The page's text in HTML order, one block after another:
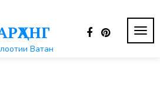
Ватан